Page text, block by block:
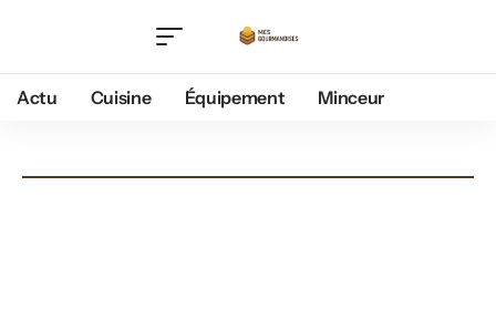
Actu Cuisine Équipement Minceur